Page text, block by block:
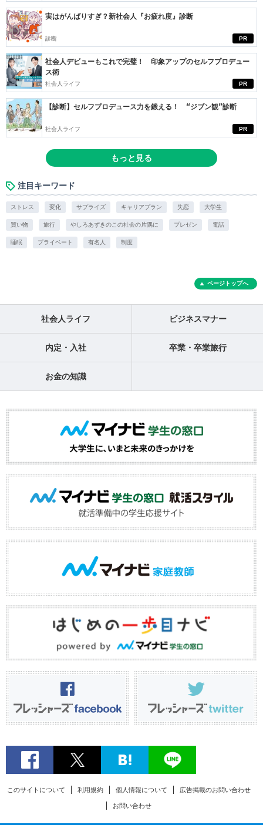
PR
実はがんばりすぎ？新社会人『お疲れ度』診断
診断
PR
社会人デビューもこれで完璧！ 印象アップのセルフプロデュー
ス術
社会人ライフ
PR
【診断】セルフプロデュース力を鍛える！ “ジブン観”診断
社会人ライフ
もっと見る
注目キーワード
ストレス 変化 サプライズ キャリアプラン 失恋 大学生
買い物 旅行 やしろあずきのこの社会の片隅に プレゼン 電話
睡眠 プライベート 有名人 制度
ページトップへ
社会人ライフ ビジネスマナー
内定・入社 卒業・卒業旅行
お金の知識
このサイトについて 利用規約 個人情報について 広告掲載のお問い合わせ
お問い合わせ